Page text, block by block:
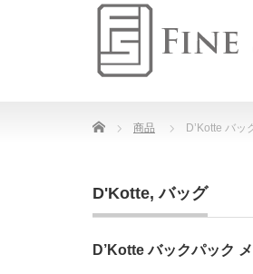
Home 商品 D’Kotte バッ
D'Kotte,バッグ
D’Kotte バックパック